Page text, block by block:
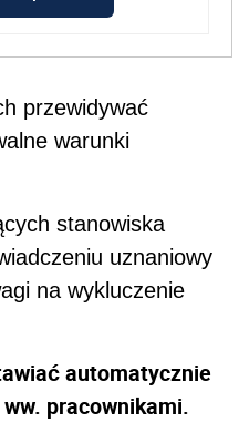
przewidywać
warunki
stanowiska
uznaniowy
na wykluczenie
automatycznie
pracownikami.